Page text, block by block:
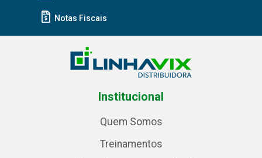
Notas Fiscais
Institucional
Quem Somos
Treinamentos